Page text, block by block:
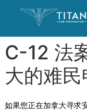
C-12 法
大的难民
如果您正在加拿大寻求